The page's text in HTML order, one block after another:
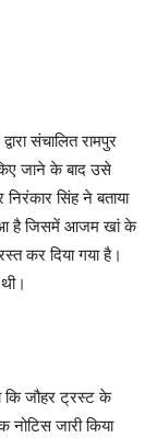
संचालित रामपुर
जाने के बाद उसे
सिंह ने बताया
हुआ है जिसमें आजम खां के
कर दिया गया है।
कि जौहर ट्रस्ट के
जारी किया